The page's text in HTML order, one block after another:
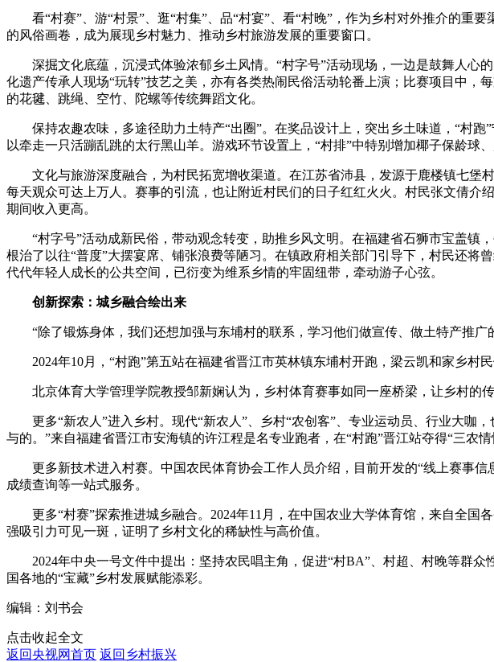
看“村赛”、游“村景”、逛“村集”、品“村宴”、看“村晚”，作为乡村对外推介的重
的风俗画卷，成为展现乡村魅力、推动乡村旅游发展的重要窗口。
深掘文化底蕴，沉浸式体验浓郁乡土风情。“村字号”活动现场，一边是鼓舞人心
化遗产传承人现场“玩转”技艺之美，亦有各类热闹民俗活动轮番上演；比赛项目中，
的花毽、跳绳、空竹、陀螺等传统舞蹈文化。
保持农趣农味，多途径助力土特产“出圈”。在奖品设计上，突出乡土味道，“村跑
以牵走一只活蹦乱跳的太行黑山羊。游戏环节设置上，“村排”中特别增加椰子保龄球
文化与旅游深度融合，为村民拓宽增收渠道。在江苏省沛县，发源于鹿楼镇七堡
每天观众可达上万人。赛事的引流，也让附近村民们的日子红红火火。村民张文倩
期间收入更高。
“村字号”活动成新民俗，带动观念转变，助推乡风文明。在福建省石狮市宝盖镇
根治了以往“普度”大摆宴席、铺张浪费等陋习。在镇政府相关部门引导下，村民还
代代年轻人成长的公共空间，已衍变为维系乡情的牢固纽带，牵动游子心弦。
创新探索：城乡融合绘出来
“除了锻炼身体，我们还想加强与东埔村的联系，学习他们做宣传、做土特产推广
2024年10月，“村跑”第五站在福建省晋江市英林镇东埔村开跑，梁云凯和家乡村
北京体育大学管理学院教授邹新娴认为，乡村体育赛事如同一座桥梁，让乡村的
更多“新农人”进入乡村。现代“新农人”、乡村“农创客”、专业运动员、行业大咖
与的。”来自福建省晋江市安海镇的许江程是名专业跑者，在“村跑”晋江站夺得“三农
更多新技术进入村赛。中国农民体育协会工作人员介绍，目前开发的“线上赛事信
成绩查询等一站式服务。
更多“村赛”探索推进城乡融合。2024年11月，在中国农业大学体育馆，来自全国
强吸引力可见一斑，证明了乡村文化的稀缺性与高价值。
2024年中央一号文件中提出：坚持农民唱主角，促进“村BA”、村超、村晚等群众
国各地的“宝藏”乡村发展赋能添彩。
编辑：刘书会
点击收起全文
返回央视网首页 返回乡村振兴